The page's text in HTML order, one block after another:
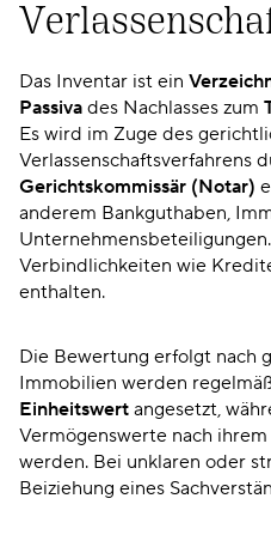
Das Inventar ist ein
Passiva des Nachlasses zum
Es wird im Zuge des
Verlassenschaftsverfahrens
Gerichtskommissär (Notar)
anderem Bankguthaben,
Verbindlichkeiten wie
enthalten.
Die Bewertung erfolgt nach
Immobilien werden
Einheitswert angesetzt,
Vermögenswerte nach
werden. Bei unklaren oder
Beiziehung eines